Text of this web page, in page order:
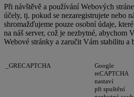
Při návštěvě a používání Webových
účely, tj. pokud se nezaregistrujete nebo
shromažďujeme pouze osobní údaje,
na náš server, což je nezbytné, abychom
Webové stránky a zaručit Vám stabilitu a
_GRECAPTCHA
Google
reCAPTCHA
nastaví
při spuštění